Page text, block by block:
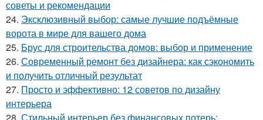
советы и рекомендации
24. Эксклюзивный выбор: самые лучшие подъёмные
ворота в мире для вашего дома
25. Брус для строительства домов: выбор и применение
26. Современный ремонт без дизайнера: как сэкономить
и получить отличный результат
27. Просто и эффективно: 12 советов по дизайну
интерьера
28. Стильный интерьер без финансовых потерь: